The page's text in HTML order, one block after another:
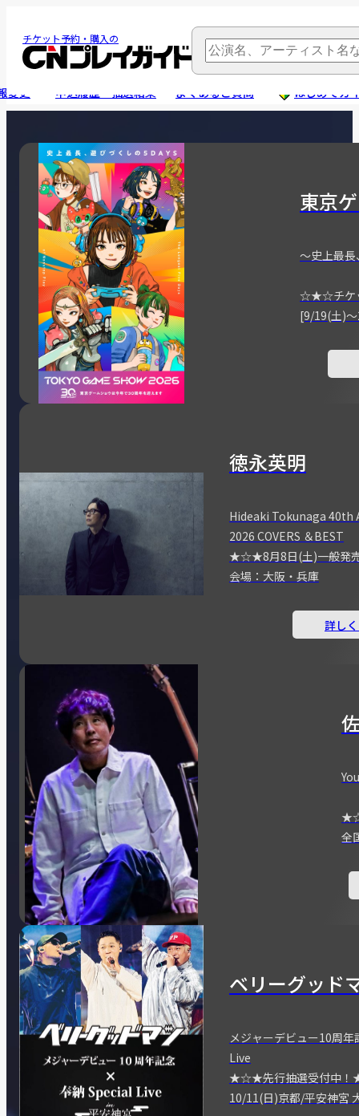
チケット予約・購入の
変更 申込履歴・抽選結果 よくあるご質問 はじめてガ
東京
～史上最長
☆★☆チケ
[9/19(土)
徳永英明
Hideaki Tokunaga 40th
2026 COVERS ＆BEST
★☆★8月8日(土)一般
会場：大阪・兵庫
詳し
全
ベリーグッド
メジャーデビュー10周
Live
★☆★先行抽選受付中
10/11(日)京都/平安神宮